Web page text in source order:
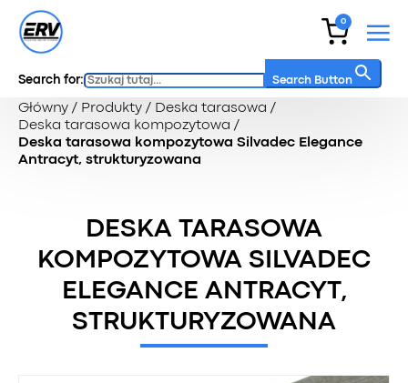
0
Search for: Search Button
Główny / Produkty / Deska tarasowa /
Deska tarasowa kompozytowa /
Deska tarasowa kompozytowa Silvadec Elegance
Antracyt, strukturyzowana
DESKA TARASOWA
KOMPOZYTOWA SILVADEC
ELEGANCE ANTRACYT,
STRUKTURYZOWANA